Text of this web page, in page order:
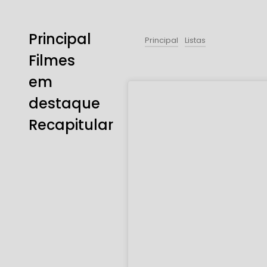
Principal
Filmes
em
destaque
Recapitular
Principal Listas